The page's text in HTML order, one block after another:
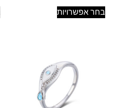
בחר אפשרויות